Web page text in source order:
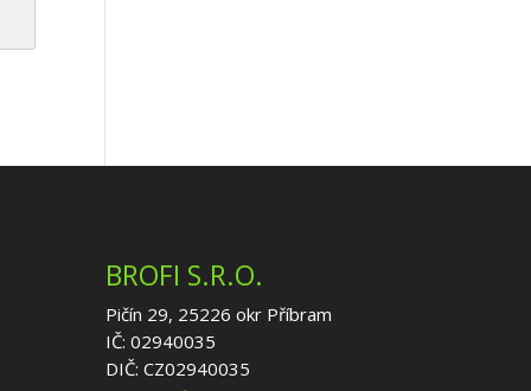
BROFI S.R.O.
Pičín 29, 25226 okr Příbram
IČ: 02940035
DIČ: CZ02940035